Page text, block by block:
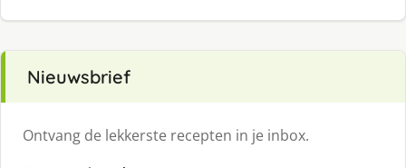
Nieuwsbrief
Ontvang de lekkerste recepten in je inbox.